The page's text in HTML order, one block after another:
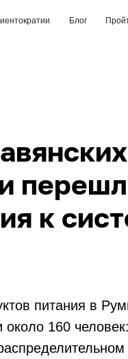
Блог
к
питания в
около 160